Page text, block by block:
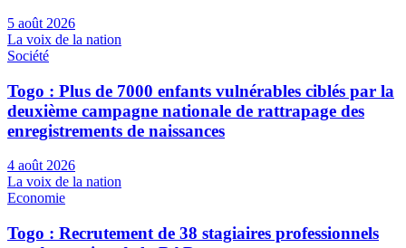
5 août 2026
La voix de la nation
Société
Togo : Plus de 7000 enfants vulnérables ciblés par la
deuxième campagne nationale de rattrapage des
enregistrements de naissances
4 août 2026
La voix de la nation
Economie
Togo : Recrutement de 38 stagiaires professionnels